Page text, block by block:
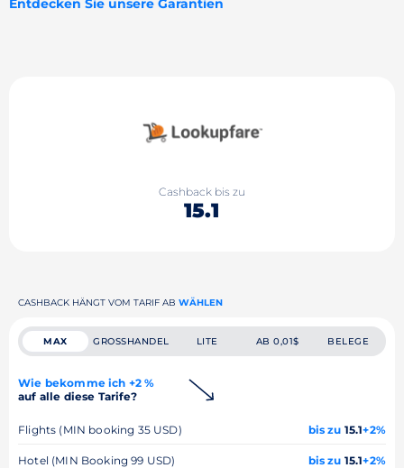
Cashback bis zu
15.1
CASHBACK HÄNGT VOM TARIF AB WÄHLEN
MAX GROSSHANDEL LITE AB 0,01$ BELEGE
Wie bekomme ich +2 %
auf alle diese Tarife?
Flights (MIN booking 35 USD) bis zu 15.1+2%
Hotel (MIN Booking 99 USD) bis zu 15.1+2%